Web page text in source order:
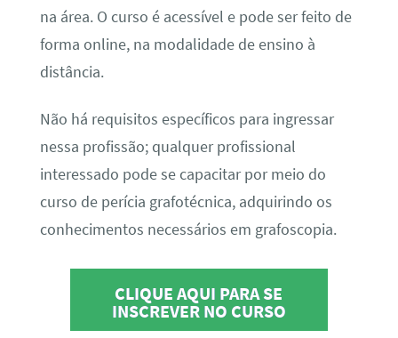
na área. O curso é acessível e pode ser feito de
forma online, na modalidade de ensino à
distância.
Não há requisitos específicos para ingressar
nessa profissão; qualquer profissional
interessado pode se capacitar por meio do
curso de perícia grafotécnica, adquirindo os
conhecimentos necessários em grafoscopia.
CLIQUE AQUI PARA SE
INSCREVER NO CURSO